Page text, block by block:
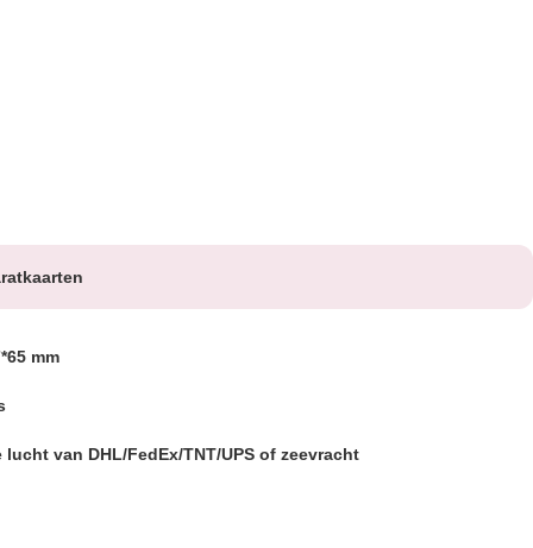
mm
lucht van DHL/FedEx/TNT/UPS of zeevracht